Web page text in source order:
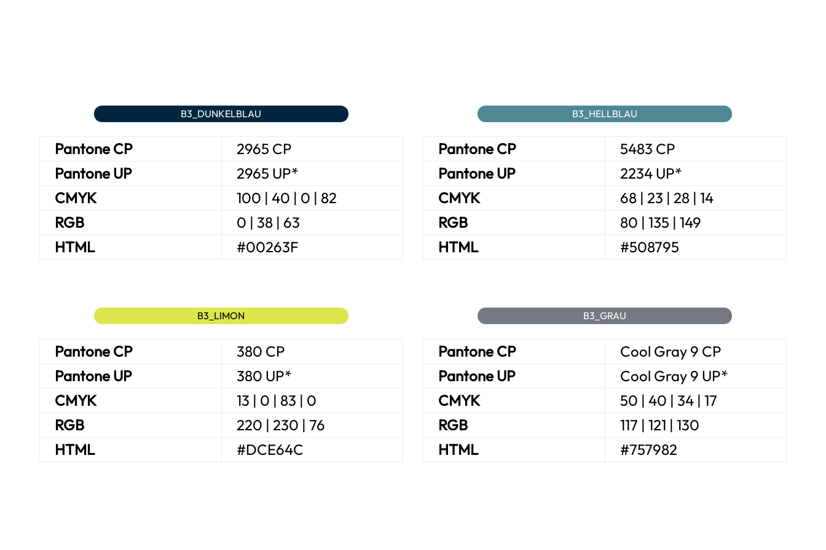
B3_DUNKELBLAU
Pan­to­ne CP
2965 CP
Pan­to­ne UP
2965 UP*
CMYK
100 | 40 | 0 | 82
RGB
0 | 38 | 63
HTML
#00263F
B3_HELLBLAU
Pan­to­ne CP
5483 CP
Pan­to­ne UP
2234 UP*
CMYK
68 | 23 | 28 | 14
RGB
80 | 135 | 149
HTML
#508795
B3_LIMON
Pan­to­ne CP
380 CP
Pan­to­ne UP
380 UP*
CMYK
13 | 0 | 83 | 0
RGB
220 | 230 | 76
HTML
#DCE64C
B3_GRAU
Pan­to­ne CP
Cool Gray 9 CP
Pan­to­ne UP
Cool Gray 9 UP*
CMYK
50 | 40 | 34 | 17
RGB
117 | 121 | 130
HTML
#757982